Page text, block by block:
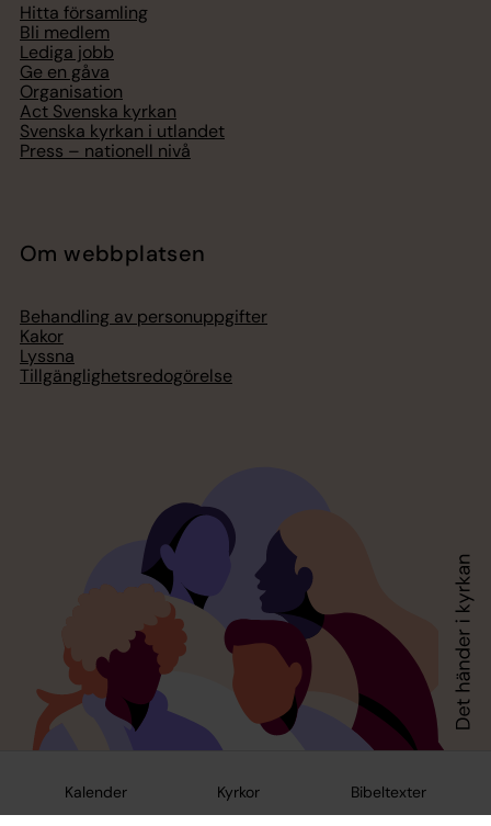
Kalender Kyrkor Bibeltexter
Hitta församling
Bli medlem
Lediga jobb
Ge en gåva
Organisation
Act Svenska kyrkan
Svenska kyrkan i utlandet
Press – nationell nivå
Om webbplatsen
Behandling av personuppgifter
Kakor
Lyssna
Tillgänglighetsredogörelse